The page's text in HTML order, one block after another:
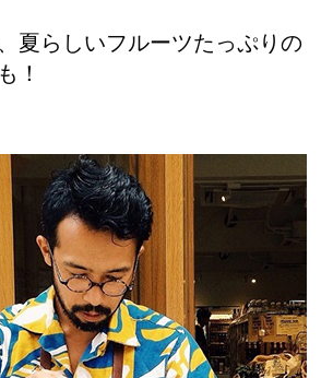
夏らしいフルーツたっぷりの
！